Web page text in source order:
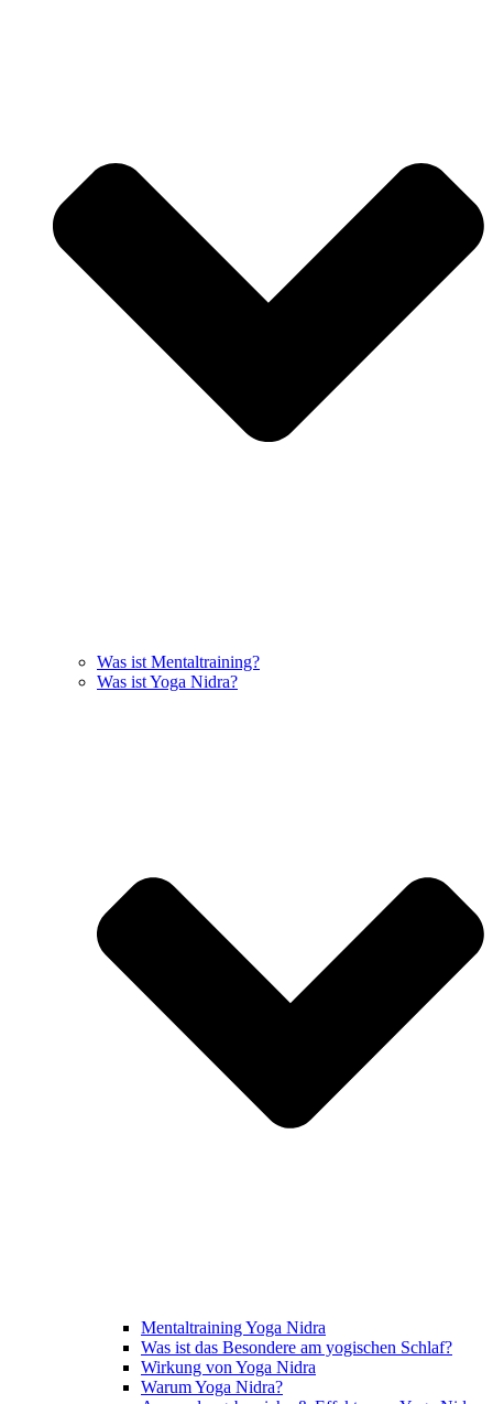
Was ist Mentaltraining?
Was ist Yoga Nidra?
Mentaltraining Yoga Nidra
Was ist das Besondere am yogischen Schlaf?
Wirkung von Yoga Nidra
Warum Yoga Nidra?